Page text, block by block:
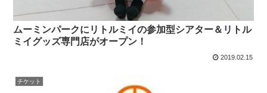
ムーミンパークにリトルミイの参加型シアター＆リトル
ミイグッズ専門店がオープン！
2019.02.15
チケット